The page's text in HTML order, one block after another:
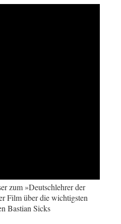
zum »Deutschlehrer der
Film über die wichtigsten
Bastian Sicks